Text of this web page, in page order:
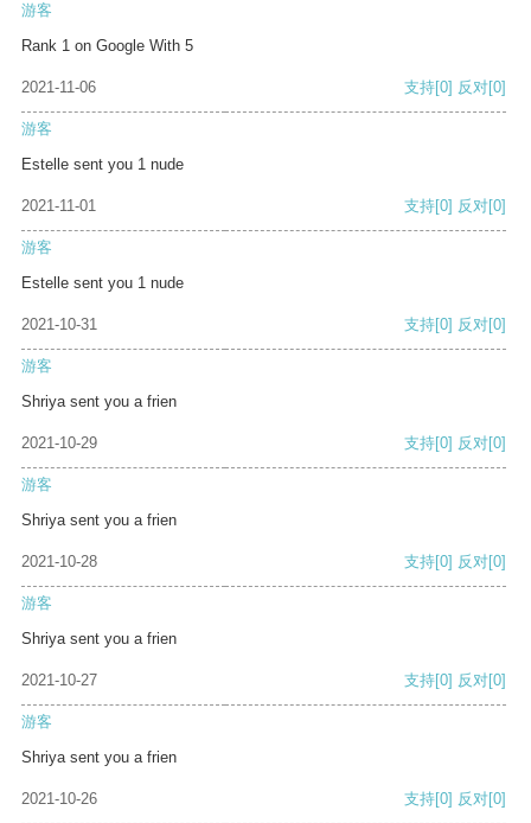
游客
Rank 1 on Google With 5
2021-11-06 支持[0] 反对[0]
游客
Estelle sent you 1 nude
2021-11-01 支持[0] 反对[0]
游客
Estelle sent you 1 nude
2021-10-31 支持[0] 反对[0]
游客
Shriya sent you a frien
2021-10-29 支持[0] 反对[0]
游客
Shriya sent you a frien
2021-10-28 支持[0] 反对[0]
游客
Shriya sent you a frien
2021-10-27 支持[0] 反对[0]
游客
Shriya sent you a frien
2021-10-26 支持[0] 反对[0]